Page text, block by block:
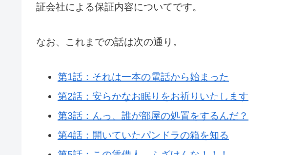
証会社による保証内容についてです。
なお、これまでの話は次の通り。
第1話：それは一本の電話から始まった
第2話：安らかなお眠りをお祈りいたします
第3話：んっ、誰が部屋の処置をするんだ？
第4話：開いていたパンドラの箱を知る